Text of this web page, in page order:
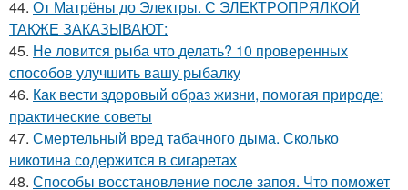
44. От Матрёны до Электры. С ЭЛЕКТРОПРЯЛКОЙ
ТАКЖЕ ЗАКАЗЫВАЮТ:
45. Не ловится рыба что делать? 10 проверенных
способов улучшить вашу рыбалку
46. Как вести здоровый образ жизни, помогая природе:
практические советы
47. Смертельный вред табачного дыма. Сколько
никотина содержится в сигаретах
48. Способы восстановление после запоя. Что поможет